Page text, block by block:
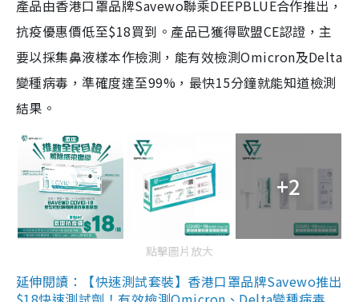
產品由香港口罩品牌Savewo聯乘DEEPBLUE合作推出，
抗疫優惠價低至$18買到。產品已獲得歐盟CE認證，主
要以採集鼻液樣本作檢測，能有效檢測Omicron及Delta
變種病毒，準確度達至99%，最快15分鐘就能知道檢測
結果。
+2
點擊圖片放大
延伸閱讀：【快速測試套裝】香港口罩品牌Savewo推出